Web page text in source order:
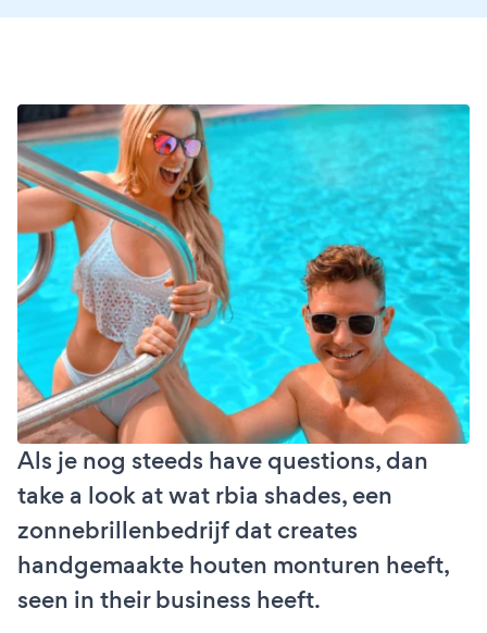
Als je nog steeds have questions, dan
take a look at wat rbia shades, een
zonnebrillenbedrijf dat creates
handgemaakte houten monturen heeft,
seen in their business heeft.